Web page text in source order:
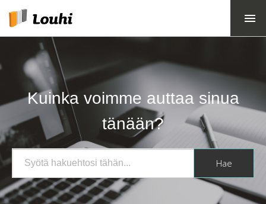
Kuinka voimme auttaa sinua
tänään?
Hae